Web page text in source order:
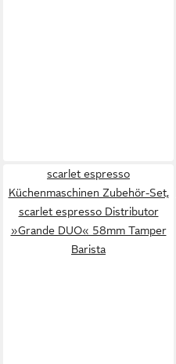
scarlet espresso
Küchenmaschinen Zubehör-Set,
scarlet espresso Distributor
»Grande DUO« 58mm Tamper
Barista